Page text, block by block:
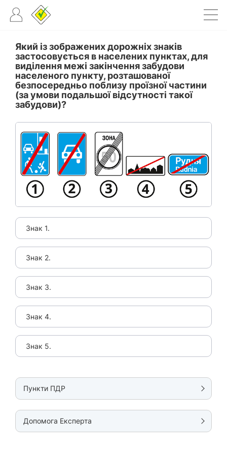
Який із зображених дорожніх знаків
застосовується в населених пунктах, для
виділення межі закінчення забудови
населеного пункту, розташованої
безпосередньо поблизу проїзної частини
(за умови подальшої відсутності такої
забудови)?
Знак 1.
Знак 2.
Знак 3.
Знак 4.
Знак 5.
Пункти ПДР
Допомога Експерта